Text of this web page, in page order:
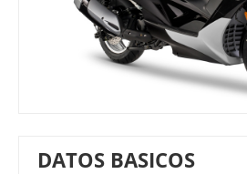
DATOS BASICOS